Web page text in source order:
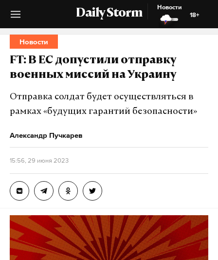
Daily Storm
Новости
18+
Новости
FT: В ЕС допустили отправку
военных миссий на Украину
Отправка солдат будет осуществляться в
рамках «будущих гарантий безопасности»
Александр Пучкарев
15:56, 29 июня 2023